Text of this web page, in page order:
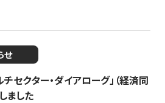
せ
セクター・ダイアローグ」（経済同
ました